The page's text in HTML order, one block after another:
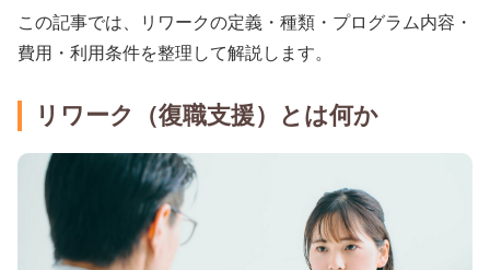
この記事では、リワークの定義・種類・プログラム内容・
費用・利用条件を整理して解説します。
リワーク（復職支援）とは何か